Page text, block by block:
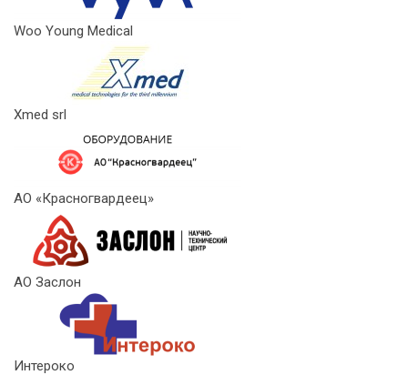
Woo Young Medical
Xmed srl
АО «Красногвардеец»
АО Заслон
Интероко